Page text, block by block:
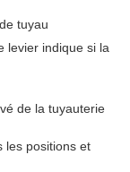
tuyau
levier indique si la
de la tuyauterie
les positions et